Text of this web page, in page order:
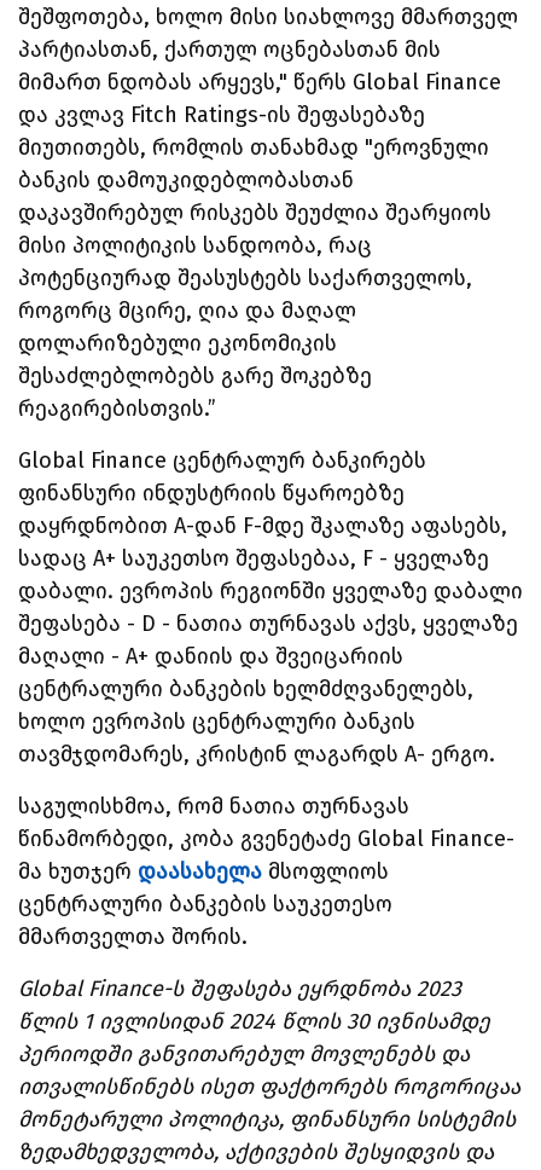
შეშფოთება, ხოლო მისი სიახლოვე მმართველ
პარტიასთან, ქართულ ოცნებასთან მის
მიმართ ნდობას არყევს," წერს Global Finance
და კვლავ Fitch Ratings-ის შეფასებაზე
მიუთითებს, რომლის თანახმად "ეროვნული
ბანკის დამოუკიდებლობასთან
დაკავშირებულ რისკებს შეუძლია შეარყიოს
მისი პოლიტიკის სანდოობა, რაც
პოტენციურად შეასუსტებს საქართველოს,
როგორც მცირე, ღია და მაღალ
დოლარიზებული ეკონომიკის
შესაძლებლობებს გარე შოკებზე
რეაგირებისთვის.”
Global Finance ცენტრალურ ბანკირებს
ფინანსური ინდუსტრიის წყაროებზე
დაყრდნობით A-დან F-მდე შკალაზე აფასებს,
სადაც A+ საუკეთსო შეფასებაა, F - ყველაზე
დაბალი. ევროპის რეგიონში ყველაზე დაბალი
შეფასება - D - ნათია თურნავას აქვს, ყველაზე
მაღალი - A+ დანიის და შვეიცარიის
ცენტრალური ბანკების ხელმძღვანელებს,
ხოლო ევროპის ცენტრალური ბანკის
თავმჯდომარეს, კრისტინ ლაგარდს A- ერგო.
საგულისხმოა, რომ ნათია თურნავას
წინამორბედი, კობა გვენეტაძე Global Finance-
მა ხუთჯერ დაასახელა მსოფლიოს
ცენტრალური ბანკების საუკეთესო
მმართველთა შორის.
Global Finance-ს შეფასება ეყრდნობა 2023
წლის 1 ივლისიდან 2024 წლის 30 ივნისამდე
პერიოდში განვითარებულ მოვლენებს და
ითვალისწინებს ისეთ ფაქტორებს როგორიცაა
მონეტარული პოლიტიკა, ფინანსური სისტემის
ზედამხედველობა, აქტივების შესყიდვის და